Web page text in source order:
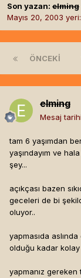
Son yazan: elming
Mayıs 20, 2003 yeri:
ÖNCEKI
elming
Mesaj
tam 6 yaşımdan
yaşındayım ve
şey...
açıkçası bazen
geceleri de bi
oluyor..
yapmasıda
olduğu kadar kolay
yapmanız